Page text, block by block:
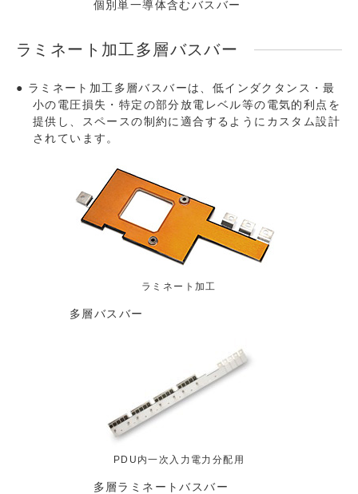
個別単一導体含むバスバー
ラミネート加工多層バスバー
ラミネート加工多層バスバーは、低インダクタンス・最
小の電圧損失・特定の部分放電レベル等の電気的利点を
提供し、スペースの制約に適合するようにカスタム設計
されています。
ラミネート加工
多層バスバー
PDU内一次入力電力分配用
多層ラミネートバスバー